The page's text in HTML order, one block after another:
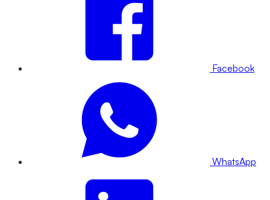
Facebook
WhatsApp